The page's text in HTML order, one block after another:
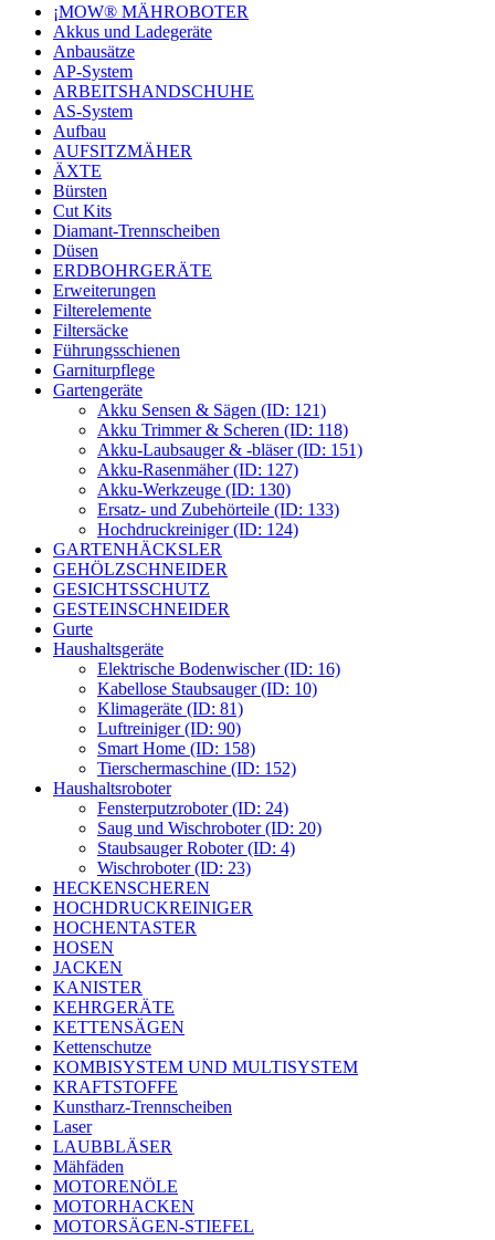
¡MOW® MÄHROBOTER
Akkus und Ladegeräte
Anbausätze
AP-System
ARBEITSHANDSCHUHE
AS-System
Aufbau
AUFSITZMÄHER
ÄXTE
Bürsten
Cut Kits
Diamant-Trennscheiben
Düsen
ERDBOHRGERÄTE
Erweiterungen
Filterelemente
Filtersäcke
Führungsschienen
Garniturpflege
Gartengeräte
Akku Sensen & Sägen (ID: 121)
Akku Trimmer & Scheren (ID: 118)
Akku-Laubsauger & -bläser (ID: 151)
Akku-Rasenmäher (ID: 127)
Akku-Werkzeuge (ID: 130)
Ersatz- und Zubehörteile (ID: 133)
Hochdruckreiniger (ID: 124)
GARTENHÄCKSLER
GEHÖLZSCHNEIDER
GESICHTSSCHUTZ
GESTEINSCHNEIDER
Gurte
Haushaltsgeräte
Elektrische Bodenwischer (ID: 16)
Kabellose Staubsauger (ID: 10)
Klimageräte (ID: 81)
Luftreiniger (ID: 90)
Smart Home (ID: 158)
Tierschermaschine (ID: 152)
Haushaltsroboter
Fensterputzroboter (ID: 24)
Saug und Wischroboter (ID: 20)
Staubsauger Roboter (ID: 4)
Wischroboter (ID: 23)
HECKENSCHEREN
HOCHDRUCKREINIGER
HOCHENTASTER
HOSEN
JACKEN
KANISTER
KEHRGERÄTE
KETTENSÄGEN
Kettenschutze
KOMBISYSTEM UND MULTISYSTEM
KRAFTSTOFFE
Kunstharz-Trennscheiben
Laser
LAUBBLÄSER
Mähfäden
MOTORENÖLE
MOTORHACKEN
MOTORSÄGEN-STIEFEL